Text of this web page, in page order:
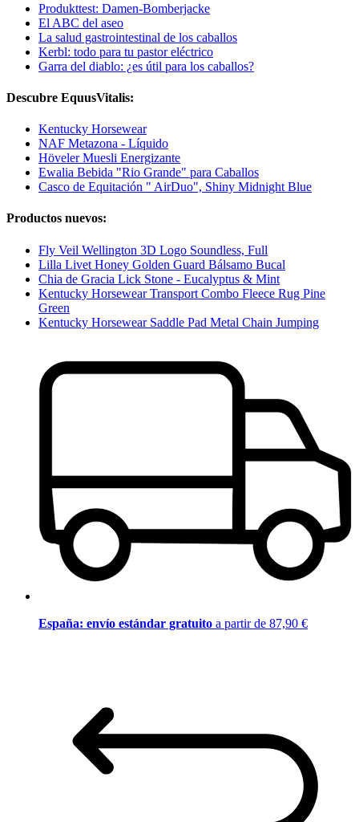
Produkttest: Damen-Bomberjacke
El ABC del aseo
La salud gastrointestinal de los caballos
Kerbl: todo para tu pastor eléctrico
Garra del diablo: ¿es útil para los caballos?
Descubre EquusVitalis:
Kentucky Horsewear
NAF Metazona - Líquido
Höveler Muesli Energizante
Ewalia Bebida "Rio Grande" para Caballos
Casco de Equitación " AirDuo", Shiny Midnight Blue
Productos nuevos:
Fly Veil Wellington 3D Logo Soundless, Full
Lilla Livet Honey Golden Guard Bálsamo Bucal
Chia de Gracia Lick Stone - Eucalyptus & Mint
Kentucky Horsewear Transport Combo Fleece Rug Pine
Green
Kentucky Horsewear Saddle Pad Metal Chain Jumping
España: envío estándar gratuito a partir de 87,90 €